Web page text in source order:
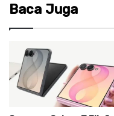
Baca Juga